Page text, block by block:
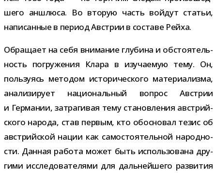
шего аншлюса. Во вто­рую часть вой­дут ста­тьи,
напи­сан­ные в период Австрии в составе Рейха.
Обращает на себя вни­ма­ние глу­бина и обсто­я­тель­
ность погру­же­ния Клара в изу­ча­е­мую тему. Он,
поль­зу­ясь мето­дом исто­ри­че­ского мате­ри­а­лизма,
ана­ли­зи­рует наци­о­наль­ный вопрос Австрии
и Германии, затра­ги­вая тему ста­нов­ле­ния австрий­
ского народа, став пер­вым, кто обос­но­вал тезис об
австрий­ской нации как само­сто­я­тель­ной народ­но­
сти. Данная работа может быть исполь­зо­вана дру­
гими иссле­до­ва­те­лями для даль­ней­шего раз­ви­тия